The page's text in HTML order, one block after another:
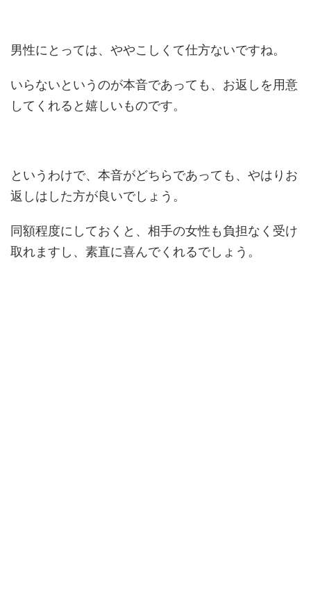
男性にとっては、ややこしくて仕方ないですね。
いらないというのが本音であっても、お返しを用意
してくれると嬉しいものです。
というわけで、本音がどちらであっても、やはりお
返しはした方が良いでしょう。
同額程度にしておくと、相手の女性も負担なく受け
取れますし、素直に喜んでくれるでしょう。